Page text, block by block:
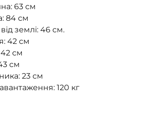
63 см
84 см
землі: 46 см.
42 см
см
см
23 см
120 кг